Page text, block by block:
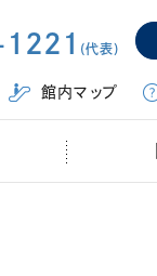
(代表)
館内マップ